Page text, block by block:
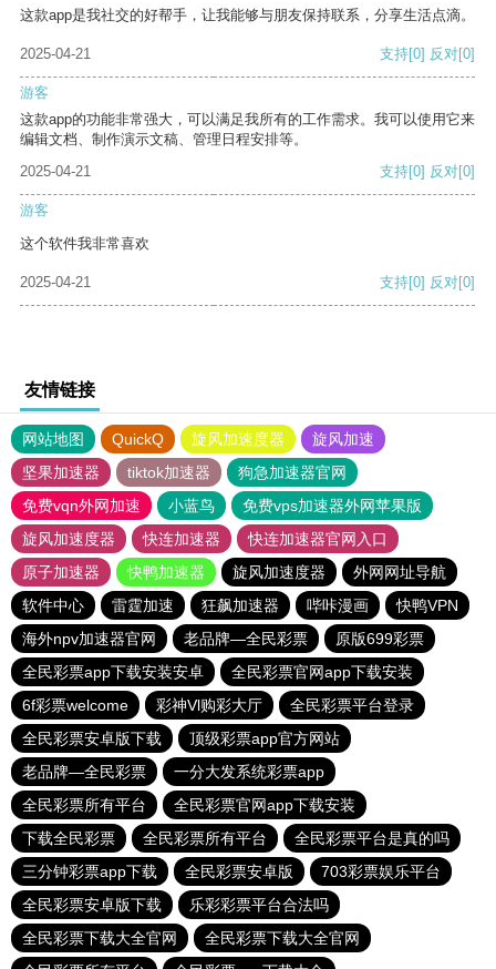
这款app是我社交的好帮手，让我能够与朋友保持联系，分享生活点滴。
2025-04-21 支持[0] 反对[0]
游客
这款app的功能非常强大，可以满足我所有的工作需求。我可以使用它来
编辑文档、制作演示文稿、管理日程安排等。
2025-04-21
支持[0] 反对[0]
游客
这个软件我非常喜欢
2025-04-21 支持[0] 反对[0]
友情链接
网站地图 QuickQ 旋风加速度器
旋风加速
坚果加速器
tiktok加速器
狗急加速器官网
免费vqn外网加速
小蓝鸟
免费vps加速器外网苹果版
旋风加速度器
快连加速器
快连加速器官网入口
原子加速器
快鸭加速器 旋风加速度器
外网网址导航
软件中心
雷霆加速 狂飙加速器 哔咔漫画
快鸭VPN
海外npv加速器官网
老品牌—全民彩票
原版699彩票
全民彩票app下载安装安卓
全民彩票官网app下载安装
6f彩票welcome
彩神Vl购彩大厅
全民彩票平台登录
全民彩票安卓版下载
顶级彩票app官方网站
老品牌—全民彩票
一分大发系统彩票app
全民彩票所有平台
全民彩票官网app下载安装
下载全民彩票
全民彩票所有平台
全民彩票平台是真的吗
三分钟彩票app下载
全民彩票安卓版
703彩票娱乐平台
全民彩票安卓版下载
乐彩彩票平台合法吗
全民彩票下载大全官网
全民彩票下载大全官网